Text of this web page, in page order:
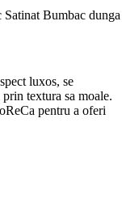
Bumbac
luxos, se
textura sa moale.
pentru a oferi